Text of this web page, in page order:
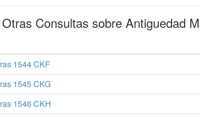
Otras Consultas sobre Antiguedad
1544 CKF
1545 CKG
1546 CKH